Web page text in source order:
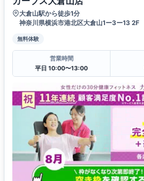
大倉山駅から徒歩1分
神奈川県横浜市港北区大倉山1ー3ー13 2F
無料体験
営業時間
平日 10:00〜13:00